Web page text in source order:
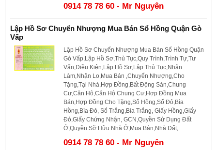
0914 78 78 60 - Mr Nguyên
Lập Hồ Sơ Chuyển Nhượng Mua Bán Sổ Hồng Quận Gò
Vấp
Lập Hồ Sơ Chuyển Nhượng Mua Bán Sổ Hồng Quận
Gò Vấp,Lập Hồ Sơ,Thủ Tục,Quy Trình,Trình Tự,Tư
Vấn,Điều Kiện,Lập Hồ Sơ,Lập Thủ Tục,Nhận
Làm,Nhận Lo,Mua Bán ,Chuyển Nhượng,Cho
Tặng,Tại Nhà,Hợp Đồng,Bất Động Sản,Chung
Cư,Căn Hộ,Căn Hộ Chung Cư,Hợp Đồng Mua
Bán,Hợp Đồng Cho Tặng,Sổ Hồng,Sổ Đỏ,Bìa
Hồng,Bìa Đỏ, Sổ Trắng,Bìa Trắng, Giấy Hồng,Giấy
Đỏ,Giấy Chứng Nhận, GCN,Quyền Sử Dụng Đất
Ở,Quyền Sỡ Hữu Nhà Ở,Mua Bán,Nhà Đất,
0914 78 78 60 - Mr Nguyên